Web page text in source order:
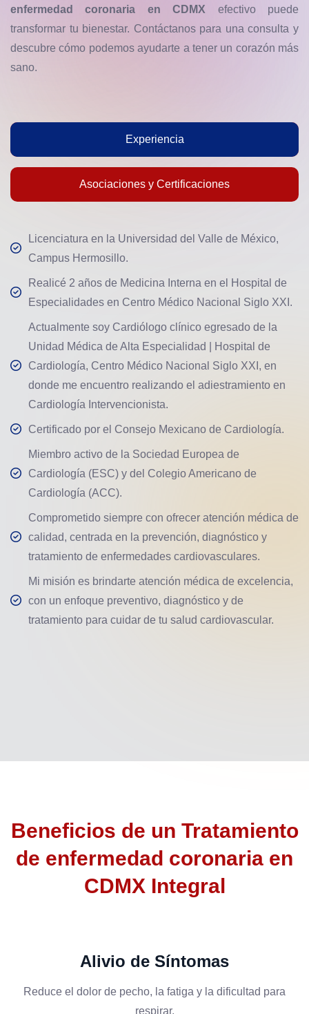
enfermedad coronaria en CDMX efectivo puede
transformar tu bienestar. Contáctanos para una consulta y
descubre cómo podemos ayudarte a tener un corazón más
sano.
Experiencia
Asociaciones y Certificaciones
Licenciatura en la Universidad del Valle de México,
Campus Hermosillo.
Realicé 2 años de Medicina Interna en el Hospital de
Especialidades en Centro Médico Nacional Siglo XXI.
Actualmente soy Cardiólogo clínico egresado de la
Unidad Médica de Alta Especialidad | Hospital de
Cardiología, Centro Médico Nacional Siglo XXI, en
donde me encuentro realizando el adiestramiento en
Cardiología Intervencionista.
Certificado por el Consejo Mexicano de Cardiología.
Miembro activo de la Sociedad Europea de
Cardiología (ESC) y del Colegio Americano de
Cardiología (ACC).
Comprometido siempre con ofrecer atención médica de
calidad, centrada en la prevención, diagnóstico y
tratamiento de enfermedades cardiovasculares.
Mi misión es brindarte atención médica de excelencia,
con un enfoque preventivo, diagnóstico y de
tratamiento para cuidar de tu salud cardiovascular.
Beneficios de un Tratamiento
de enfermedad coronaria en
CDMX Integral
Alivio de Síntomas
Reduce el dolor de pecho, la fatiga y la dificultad para
respirar.